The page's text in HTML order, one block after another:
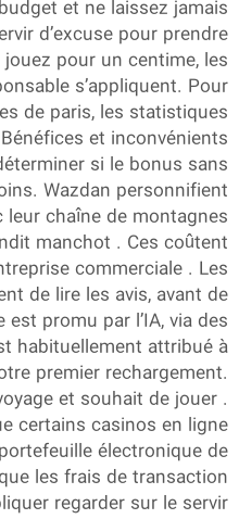
et ne laissez jamais
d’excuse pour prendre
jouez pour un centime, les
s’appliquent. Pour
de paris, les statistiques
et inconvénients
si le bonus sans
Wazdan personnifient
leur chaîne de montagnes
manchot . Ces coûtent
commerciale . Les
de lire les avis, avant de
est promu par l’IA, via des
habituellement attribué à
premier rechargement.
et souhait de jouer .
certains casinos en ligne
électronique de
les frais de transaction
regarder sur le servir .